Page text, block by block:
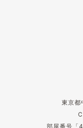
東京都
部屋番号「